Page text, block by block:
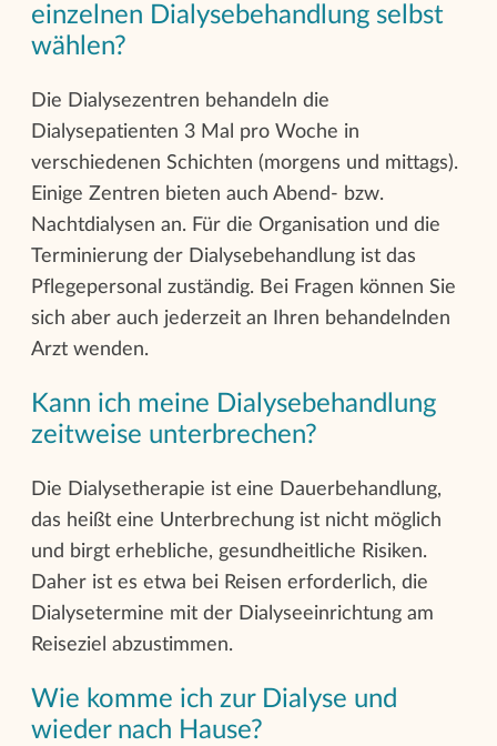
einzelnen Dialysebehandlung selbst
wählen?
Die Dialysezentren behandeln die
Dialysepatienten 3 Mal pro Woche in
verschiedenen Schichten (morgens und mittags).
Einige Zentren bieten auch Abend- bzw.
Nachtdialysen an. Für die Organisation und die
Terminierung der Dialysebehandlung ist das
Pflegepersonal zuständig. Bei Fragen können Sie
sich aber auch jederzeit an Ihren behandelnden
Arzt wenden.
Kann ich meine Dialysebehandlung
zeitweise unterbrechen?
Die Dialysetherapie ist eine Dauerbehandlung,
das heißt eine Unterbrechung ist nicht möglich
und birgt erhebliche, gesundheitliche Risiken.
Daher ist es etwa bei Reisen erforderlich, die
Dialysetermine mit der Dialyseeinrichtung am
Reiseziel abzustimmen.
Wie komme ich zur Dialyse und
wieder nach Hause?